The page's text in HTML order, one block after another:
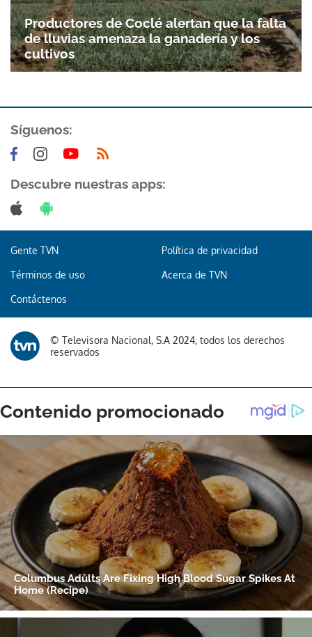
Gracias por suscribirte a nuestro boletín.
Productores de Coclé alertan que la falta
de lluvias amenaza la ganadería y los
cultivos
Síguenos:
Descubre nuestras apps:
Gente TVN Política de privacidad
Términos de uso Acerca de TVN
Contáctenos
© Televisora Nacional, S.A 2024, todos los derechos
reservados